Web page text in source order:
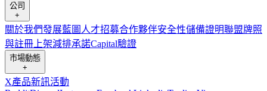
公司
+
關於我們發展藍圖 人才招募合作夥伴安全性儲備證明聯盟牌照
與註冊 上架減排承諾Capital驗證
市場動態
+
X產品新訊活動